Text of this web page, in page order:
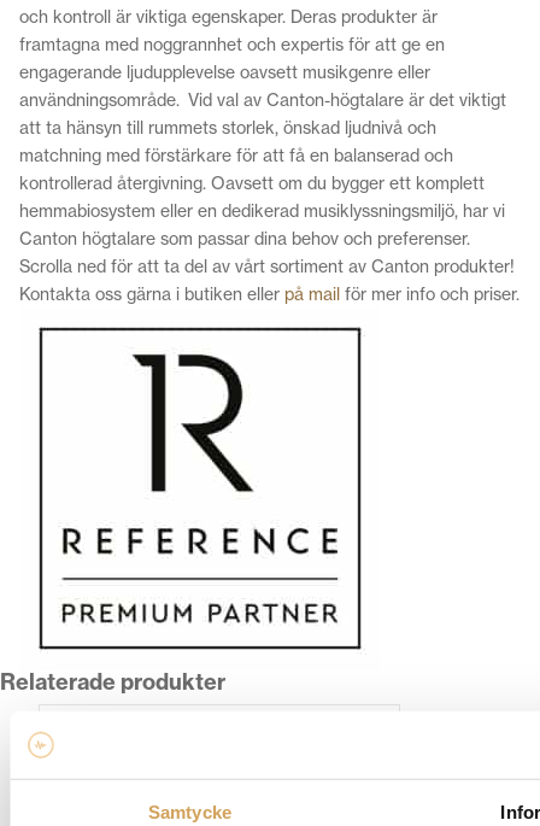
Samtycke
och kontroll är viktiga egenskaper. Deras produkter är
framtagna med noggrannhet och expertis för att ge en
engagerande ljudupplevelse oavsett musikgenre eller
användningsområde. Vid val av Canton-högtalare är det viktigt
att ta hänsyn till rummets storlek, önskad ljudnivå och
matchning med förstärkare för att få en balanserad och
kontrollerad återgivning. Oavsett om du bygger ett komplett
hemmabiosystem eller en dedikerad musiklyssningsmiljö, har vi
Canton högtalare som passar dina behov och preferenser.
Scrolla ned för att ta del av vårt sortiment av Canton produkter!
Kontakta oss gärna i butiken eller på mail för mer info och priser.
Relaterade produkter